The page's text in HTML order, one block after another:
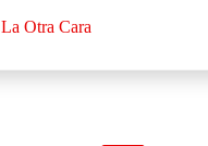
La Otra Cara